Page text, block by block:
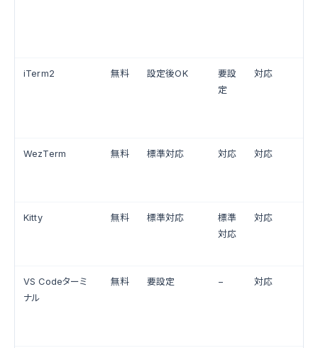
iTerm2 無料 設定後OK
要設
定
対応
WezTerm 無料 標準対応 対応 対応
Kitty 無料 標準対応
標準
対応
対応
VS Codeターミ
ナル
無料 要設定 − 対応